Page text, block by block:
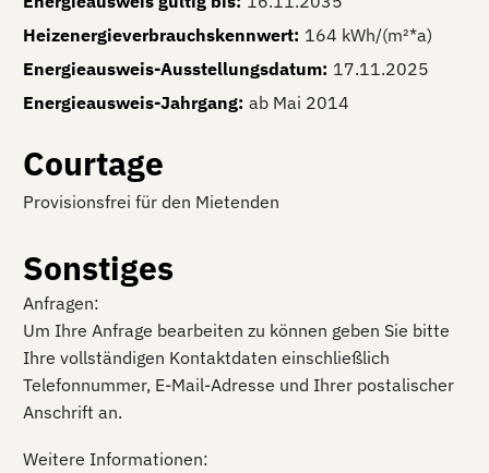
Heizenergieverbrauchskennwert: 164 kWh/(m²*a)
Energieausweis-Ausstellungsdatum: 17.11.2025
Energieausweis-Jahrgang: ab Mai 2014
Courtage
Provisionsfrei für den Mietenden
Sonstiges
Anfragen:
Um Ihre Anfrage bearbeiten zu können geben Sie bitte
Ihre vollständigen Kontaktdaten einschließlich
Telefonnummer, E-Mail-Adresse und Ihrer postalischer
Anschrift an.
Weitere Informationen: